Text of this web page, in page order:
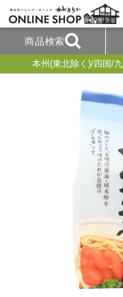
商品検索
本州(東北除く)/四国/